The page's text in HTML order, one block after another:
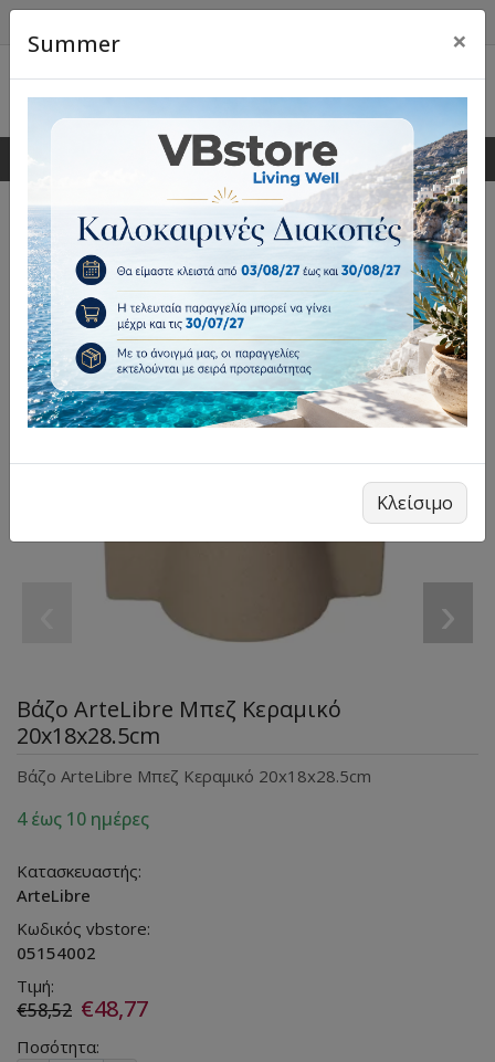
0 0
›
Βάζο ArteLibre Μπεζ Κεραμικό
20x18x28.5cm
Βάζο ArteLibre Μπεζ Κεραμικό 20x18x28.5cm
4 έως 10 ημέρες
Κατασκευαστής:
ArteLibre
Κωδικός vbstore:
05154002
Τιμή:
€58,52 €48,77
Ποσότητα:
Summer ×
Κλείσιμο